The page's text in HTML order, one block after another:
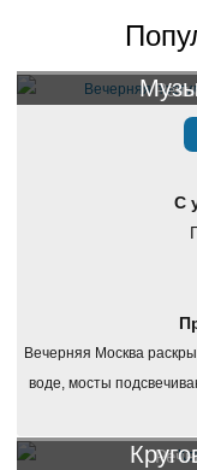
С
Вечерняя Москва
воде, мосты